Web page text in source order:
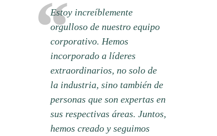
Estoy increíblemente
orgulloso de nuestro equipo
corporativo. Hemos
incorporado a líderes
extraordinarios, no solo de
la industria, sino también de
personas que son expertas en
sus respectivas áreas. Juntos,
hemos creado y seguimos